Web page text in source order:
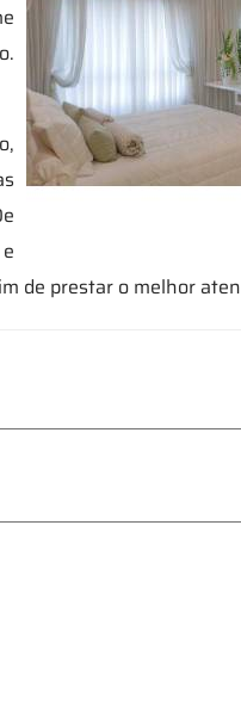
de prestar o melhor